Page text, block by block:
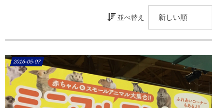
並べ替え
2016-05-07